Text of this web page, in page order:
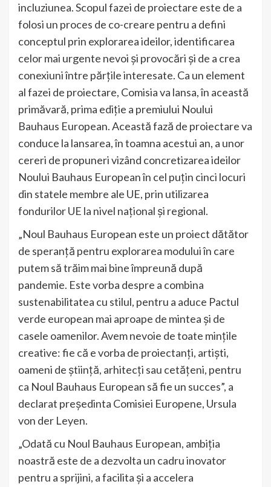
incluziunea. Scopul fazei de proiectare este de a
folosi un proces de co-creare pentru a defini
conceptul prin explorarea ideilor, identificarea
celor mai urgente nevoi și provocări și de a crea
conexiuni între părțile interesate. Ca un element
al fazei de proiectare, Comisia va lansa, în această
primăvară, prima ediție a premiului Noului
Bauhaus European. Această fază de proiectare va
conduce la lansarea, în toamna acestui an, a unor
cereri de propuneri vizând concretizarea ideilor
Noului Bauhaus European în cel puțin cinci locuri
din statele membre ale UE, prin utilizarea
fondurilor UE la nivel național și regional.
„Noul Bauhaus European este un proiect dătător
de speranță pentru explorarea modului în care
putem să trăim mai bine împreună după
pandemie. Este vorba despre a combina
sustenabilitatea cu stilul, pentru a aduce Pactul
verde european mai aproape de mintea și de
casele oamenilor. Avem nevoie de toate mințile
creative: fie că e vorba de proiectanți, artiști,
oameni de știință, arhitecți sau cetățeni, pentru
ca Noul Bauhaus European să fie un succes”, a
declarat președinta Comisiei Europene, Ursula
von der Leyen.
„Odată cu Noul Bauhaus European, ambiția
noastră este de a dezvolta un cadru inovator
pentru a sprijini, a facilita și a accelera